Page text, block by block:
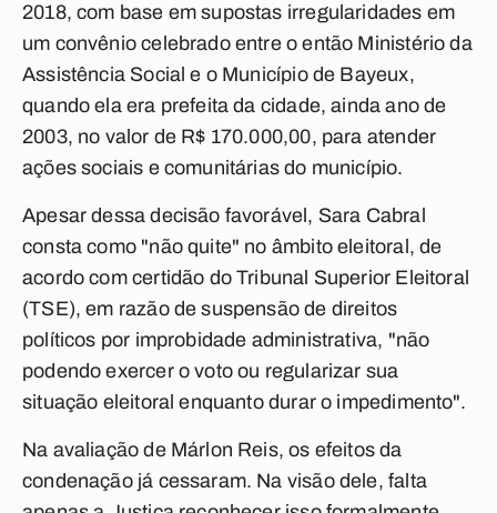
2018, com base em supostas irregularidades em
um convênio celebrado entre o então Ministério da
Assistência Social e o Município de Bayeux,
quando ela era prefeita da cidade, ainda ano de
2003, no valor de R$ 170.000,00, para atender
ações sociais e comunitárias do município.
Apesar dessa decisão favorável, Sara Cabral
consta como "não quite" no âmbito eleitoral, de
acordo com certidão do Tribunal Superior Eleitoral
(TSE), em razão de suspensão de direitos
políticos por improbidade administrativa, "não
podendo exercer o voto ou regularizar sua
situação eleitoral enquanto durar o impedimento".
Na avaliação de Márlon Reis, os efeitos da
condenação já cessaram. Na visão dele, falta